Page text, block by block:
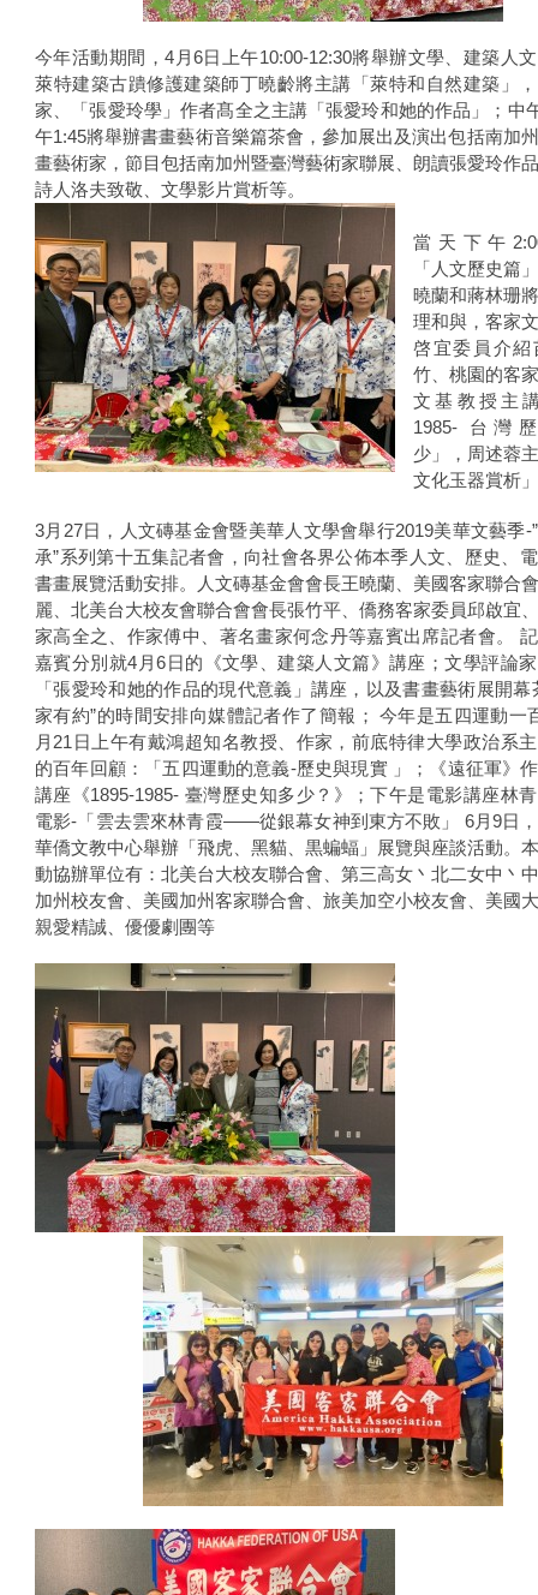
今年活動期間，4月6日上午10:00-12:30將舉辦文學、建築人
萊特建築古蹪修護建築師丁曉齡將主講「萊特和自然建築」
家、「張愛玲學」作者髙全之主講「張愛玲和她的作品」；中
午1:45將舉辦書畫藝術音樂篇茶會，參加展出及演出包括南加
畫藝術家，節目包括南加州暨臺灣藝術家聯展、朗讀張愛玲作
詩人洛夫致敬、文學影片賞析等。
當天下午
「人文歷史篇
曉蘭和蔣林珊
理和與，客家
啓宜委員介紹
竹、桃園的客
文基教授主
1985- 台灣
少」，周述蓉
文化玉器賞析
3月27日，人文磚基金會暨美華人文學會舉行2019美華文藝季-
承”系列第十五集記者會，向社會各界公佈本季人文、歷史、
書畫展覽活動安排。人文磚基金會會長王曉蘭、美國客家聯合
麗、北美台大校友會聯合會會長張竹平、僑務客家委員邱啟宜
家高全之、作家傅中、著名畫家何念丹等嘉賓出席記者會。
嘉賓分別就4月6日的《文學、建築人文篇》講座；文學評論
「張愛玲和她的作品的現代意義」講座，以及書畫藝術展開幕
家有約”的時間安排向媒體記者作了簡報； 今年是五四運動一
月21日上午有戴鴻超知名教授、作家，前底特律大學政治系
的百年回顧：「五四運動的意義-歷史與現實 」；《遠征軍》
講座《1895-1985- 臺灣歷史知多少？》；下午是電影講座林
電影-「雲去雲來林青霞——從銀幕女神到東方不敗」 6月9日
華僑文教中心舉辦「飛虎、黑貓、黒蝙蝠」展覽與座談活動。
動協辦單位有：北美台大校友聯合會、第三高女丶北二女中丶
加州校友會、美國加州客家聯合會、旅美加空小校友會、美國
親愛精誠、優優劇團等